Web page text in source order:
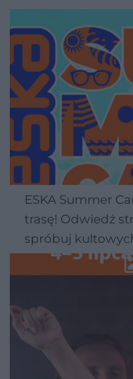
ESKA Summer
trasę! Odwiedź
spróbuj
Wawelu